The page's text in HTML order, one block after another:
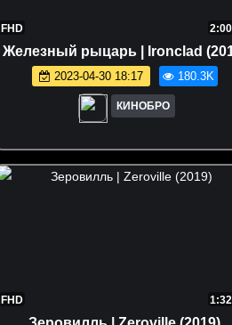
FHD
Железный рыцарь | Ironclad
2023-04-30 18:17 180.3K
КИНОБРО
FHD